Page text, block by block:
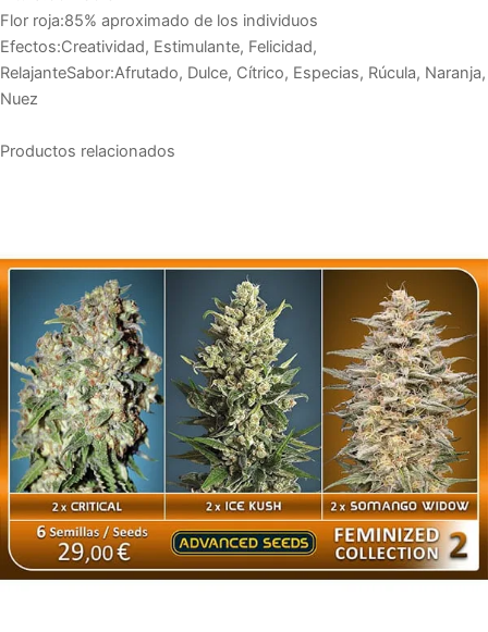
Flor roja:85% aproximado de los individuos
Efectos:Creatividad, Estimulante, Felicidad,
RelajanteSabor:Afrutado, Dulce, Cítrico, Especias, Rúcula, Naranja,
Nuez
Productos relacionados